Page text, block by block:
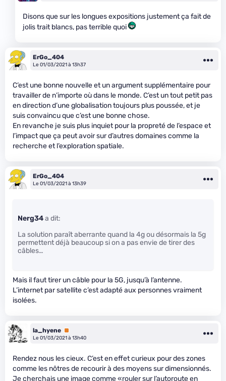
Disons que sur les longues expositions justement ça fait de
jolis trait blancs, pas terrible quoi
ErGo_404
Le 01/03/2021 à 13h37
C’est une bonne nouvelle et un argument supplémentaire pour
travailler de n’importe où dans le monde. C’est un tout petit pas
en direction d’une globalisation toujours plus poussée, et je
suis convaincu que c’est une bonne chose.
En revanche je suis plus inquiet pour la propreté de l’espace et
l’impact que ça peut avoir sur d’autres domaines comme la
recherche et l’exploration spatiale.
ErGo_404
Le 01/03/2021 à 13h39
Nerg34a dit:
La solution paraît aberrante quand la 4g ou désormais la 5g
permettent déjà beaucoup si on a pas envie de tirer des
câbles…
Mais il faut tirer un câble pour la 5G, jusqu’à l’antenne.
L’internet par satellite c’est adapté aux personnes vraiment
isolées.
la_hyene Premium
Le 01/03/2021 à 13h40
Rendez nous les cieux. C’est en effet curieux pour des zones
comme les nôtres de recourir à des moyens sur dimensionnés.
Je cherchais une image comme «rouler sur l’autoroute en